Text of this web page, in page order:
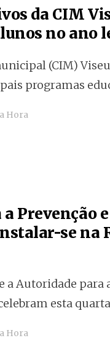
da CIM
no ano
(CIM)
programas
Hora
Prevenção
se na
a Autoridade para
esta
Hora